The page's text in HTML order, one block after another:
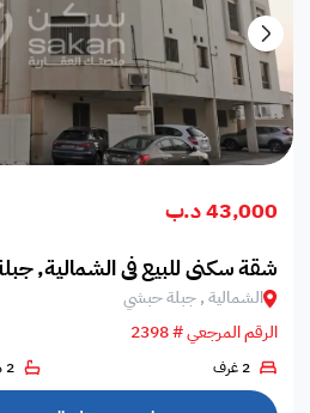
43,000 د.ب
شقة سكني للبيع في الشمالية,
الشمالية , جبلة حبشي
الرقم المرجعي # 2398
2 غرف 2 دورات مياه